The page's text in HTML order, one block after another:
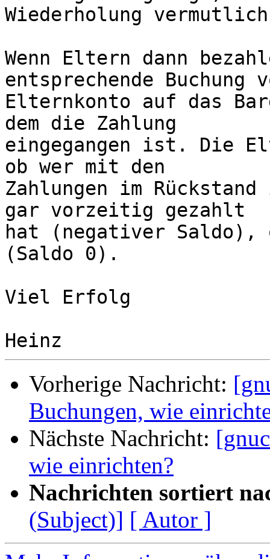
Wiederholung
Wenn Eltern dann
entsprechende Buchung
Elternkonto auf das
dem die Zahlung
eingegangen ist. Die
ob wer mit den
Zahlungen im
gar vorzeitig gezahlt
hat (negativer Saldo),
(Saldo 0).
Viel Erfolg
Vorherige Nachricht:
Buchungen, wie
Nächste Nachricht:
wie einrichten?
Nachrichten sortiert
(Subject)] [ Autor ]